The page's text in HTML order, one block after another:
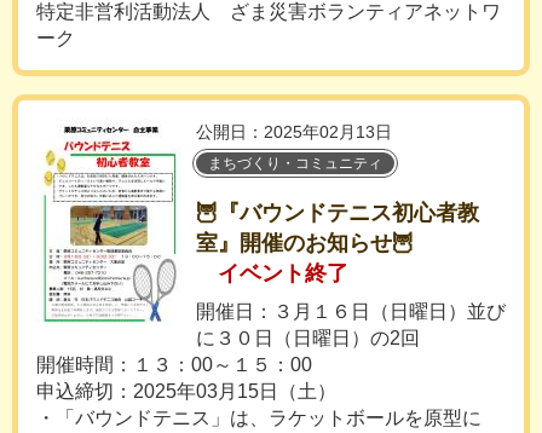
特定非営利活動法人 ざま災害ボランティアネットワ
ーク
公開日：2025年02月13日
まちづくり・コミュニティ
🦉『バウンドテニス初心者教
室』開催のお知らせ🦉
イベント終了
開催日：３月１６日（日曜日）並び
に３０日（日曜日）の2回
開催時間：１３：00～１５：00
申込締切：2025年03月15日（土）
・「バウンドテニス」は、ラケットボールを原型に